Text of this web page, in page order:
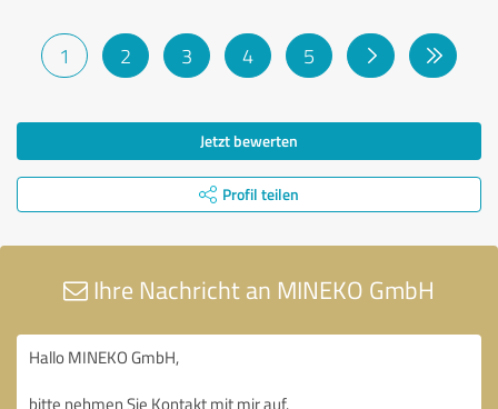
1 2 3 4 5
Jetzt bewerten
Profil teilen
Ihre Nachricht an MINEKO GmbH